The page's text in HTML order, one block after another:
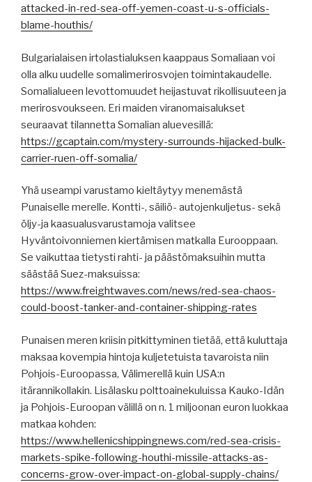
attacked-in-red-sea-off-yemen-coast-u-s-officials-
blame-houthis/
Bulgarialaisen irtolastialuksen kaappaus Somaliaan voi
olla alku uudelle somalimerirosvojen toimintakaudelle.
Somalialueen levottomuudet heijastuvat rikollisuuteen ja
merirosvoukseen. Eri maiden viranomaisalukset
seuraavat tilannetta Somalian aluevesillä:
https://gcaptain.com/mystery-surrounds-hijacked-bulk-
carrier-ruen-off-somalia/
Yhä useampi varustamo kieltäytyy menemästä
Punaiselle merelle. Kontti-, säiliö- autojenkuljetus- sekä
öljy-ja kaasualusvarustamoja valitsee
Hyväntoivonniemen kiertämisen matkalla Eurooppaan.
Se vaikuttaa tietysti rahti- ja päästömaksuihin mutta
säästää Suez-maksuissa:
https://www.freightwaves.com/news/red-sea-chaos-
could-boost-tanker-and-container-shipping-rates
Punaisen meren kriisin pitkittyminen tietää, että kuluttaja
maksaa kovempia hintoja kuljetetuista tavaroista niin
Pohjois-Euroopassa, Välimerellä kuin USA:n
itärannikollakin. Lisälasku polttoainekuluissa Kauko-Idän
ja Pohjois-Euroopan välillä on n. 1 miljoonan euron luokkaa
matkaa kohden:
https://www.hellenicshippingnews.com/red-sea-crisis-
markets-spike-following-houthi-missile-attacks-as-
concerns-grow-over-impact-on-global-supply-chains/